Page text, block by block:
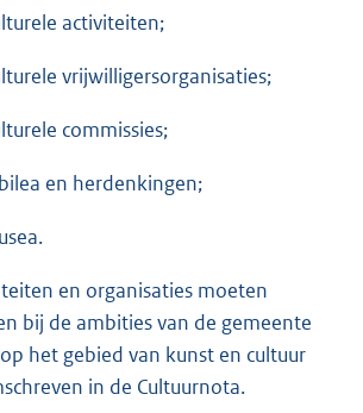
activiteiten;
vrijwilligersorganisaties;
commissies;
en herdenkingen;
en organisaties moeten
bij de ambities van de gemeente
het gebied van kunst en cultuur
in de Cultuurnota.